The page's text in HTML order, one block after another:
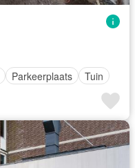
Parkeerplaats Tuin